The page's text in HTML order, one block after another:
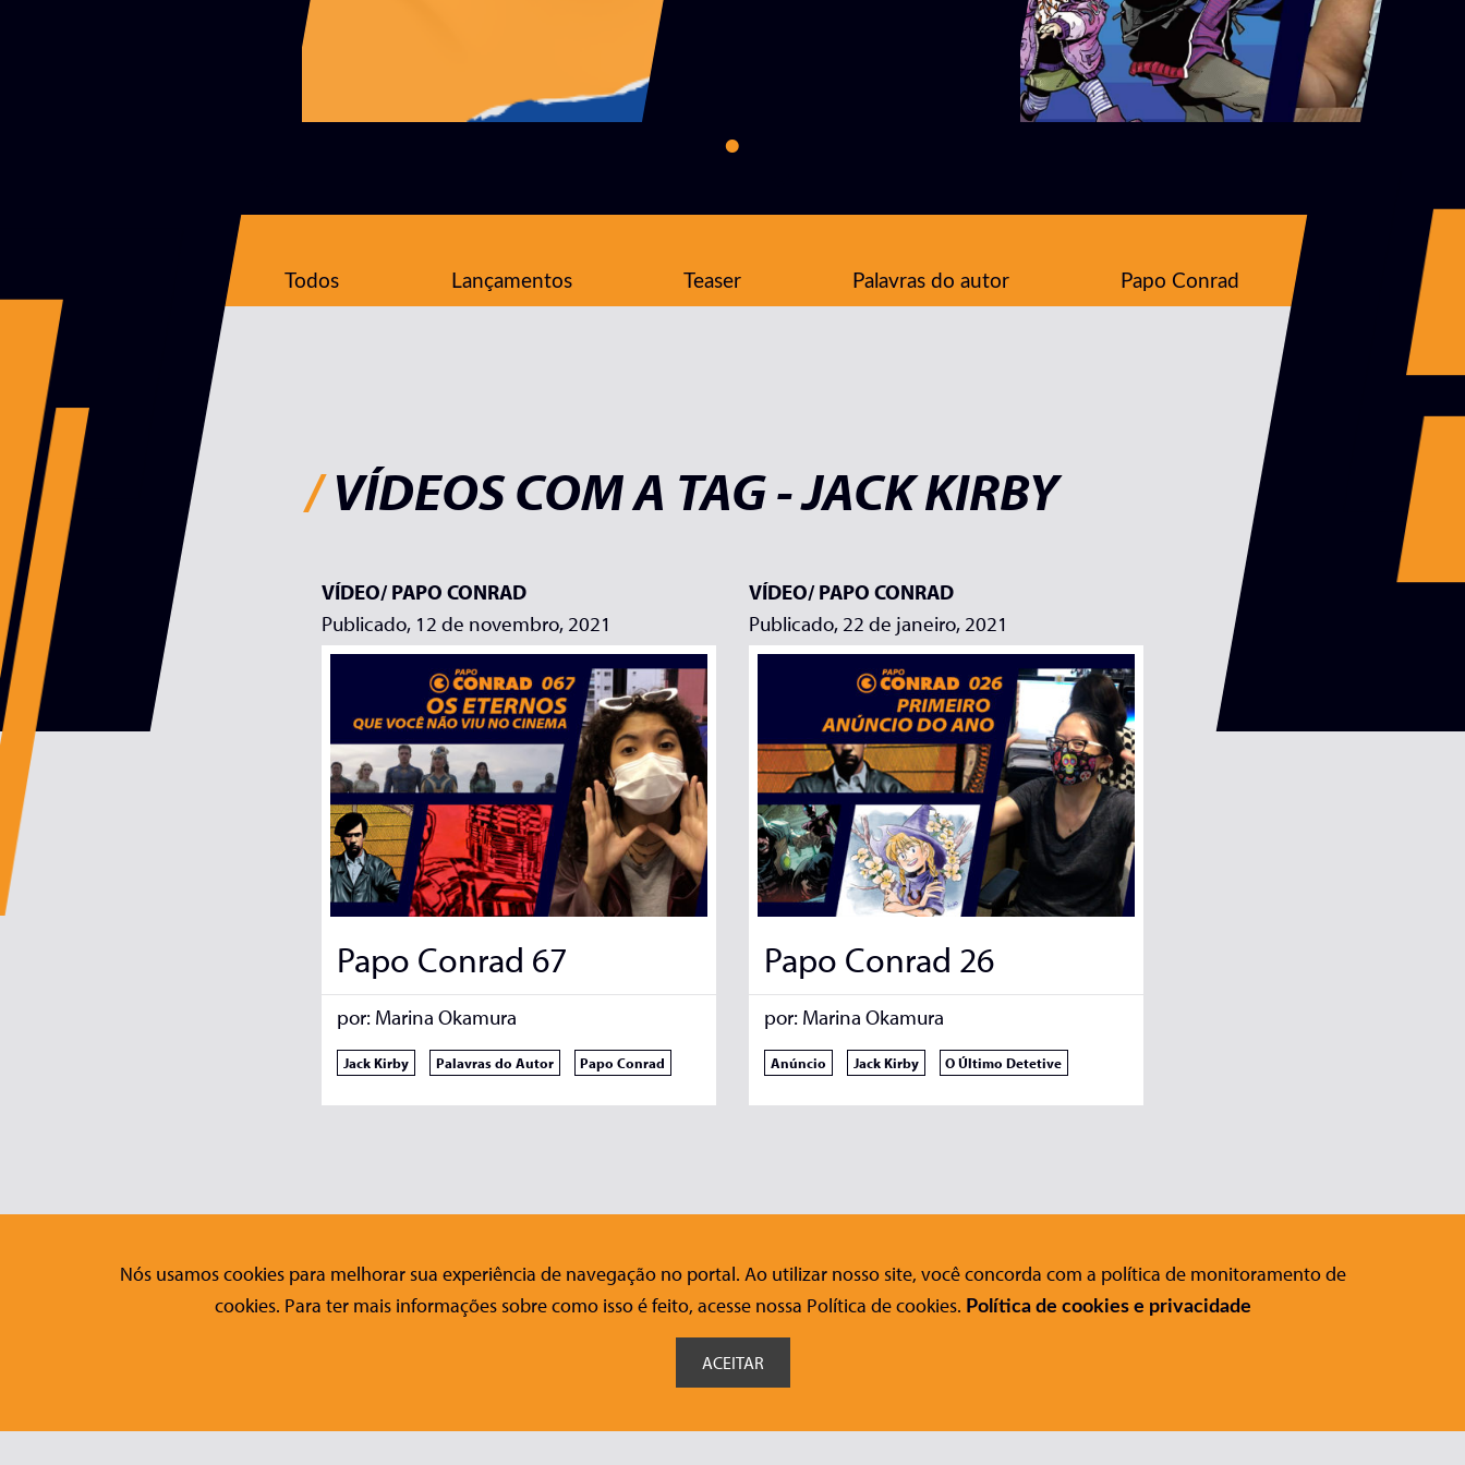
Todos Lançamentos Teaser Palavras do autor Papo Conrad
/VÍDEOS COM A TAG - JACK KIRBY
VÍDEO/PAPO CONRAD
Publicado, 12 de novembro, 2021
Papo Conrad 67
por: Marina Okamura
Jack Kirby Palavras do Autor Papo Conrad
VÍDEO/PAPO CONRAD
Publicado, 22 de janeiro, 2021
Papo Conrad 26
por: Marina Okamura
Anúncio Jack Kirby O Último Detetive
Editora Conrad Fale Conosco
Contato
Ajuda Siga-nos nas redes sociais: Editora Conrad
Rua Gomes de Carvalho, 1306 , 11º
Nós usamos cookies para melhorar sua experiência de navegação no portal. Ao utilizar nosso site, você concorda com a política de monitoramento de
cookies. Para ter mais informações sobre como isso é feito, acesse nossa Política de cookies. Política de cookies e privacidade
ACEITAR